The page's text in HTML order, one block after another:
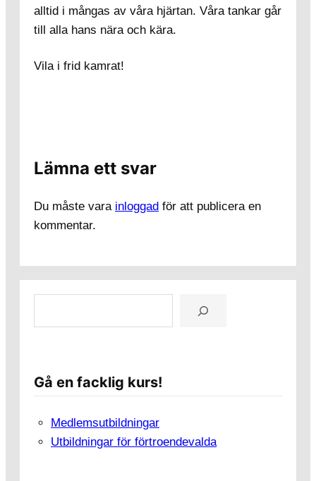
alltid i mångas av våra hjärtan. Våra tankar går
till alla hans nära och kära.
Vila i frid kamrat!
Lämna ett svar
Du måste vara inloggad för att publicera en
kommentar.
Gå en facklig kurs!
Medlemsutbildningar
Utbildningar för förtroendevalda